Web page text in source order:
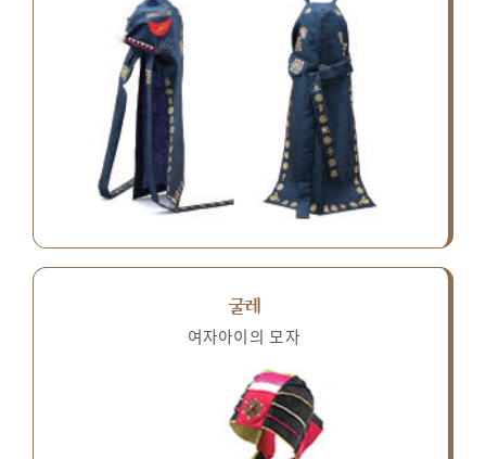
굴레
여자아이의 모자